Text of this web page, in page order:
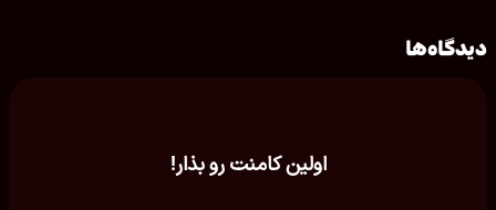
دیدگاه‌ها
اولین کامنت رو بذار!